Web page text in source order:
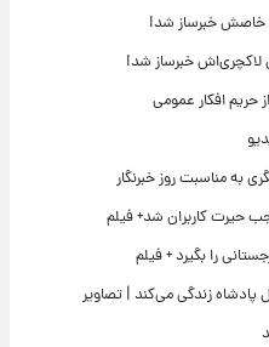
خاصش خبرساز شد!
لاکچری‌اش خبرساز شد!
حریم افکار عمومی
به مناسبت روز خبرنگار
حیرت کاربران شد+ فیلم
را بگیرد + فیلم
زندگی می‌کند | تصاویر